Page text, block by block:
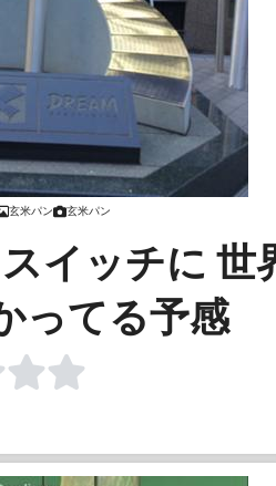
玄米パン 玄米パン
イッチに 世
ってる予感